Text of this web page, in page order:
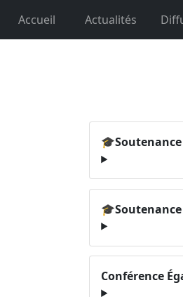
Accueil Actualités
🎓Soutenance
Conférence